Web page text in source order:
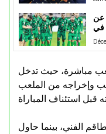
عن
في
مباشرة، حيث تدخل
وإخراجه من الملعب
الفني، بينما حاول